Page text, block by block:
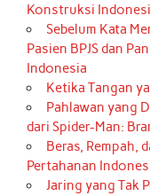
Konstruksi
Sebelum Kata
Pasien BPJS dan
Indonesia
Ketika Tangan
Pahlawan yang
dari Spider-Man:
Beras, Rempah,
Pertahanan
Jaring yang Tak